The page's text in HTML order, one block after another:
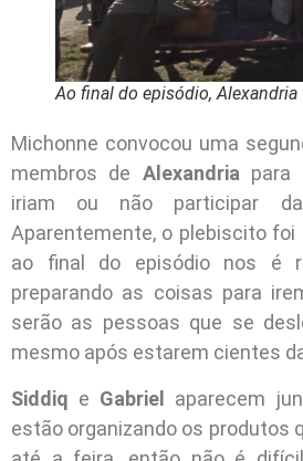
Ao final do episódio,
Michonne convocou uma
membros de Alexandria para
iriam ou não participar
Aparentemente, o plebiscito foi
ao final do episódio nos é
preparando as coisas para
serão as pessoas que se
mesmo após estarem cientes
Siddiq e Gabriel aparecem
estão organizando os produtos